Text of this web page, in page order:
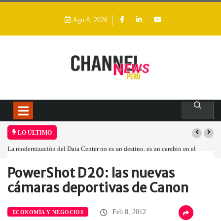
Ago 8, 2026
LO ÚLTIMO
La modernización del Data Center no es un destino, es un cambio en el
Home
Economía y Negocios PowerShot D20: las…
PowerShot D20: las nuevas
cámaras deportivas de Canon
ECONOMÍA Y NEGOCIOS Feb 8, 2012